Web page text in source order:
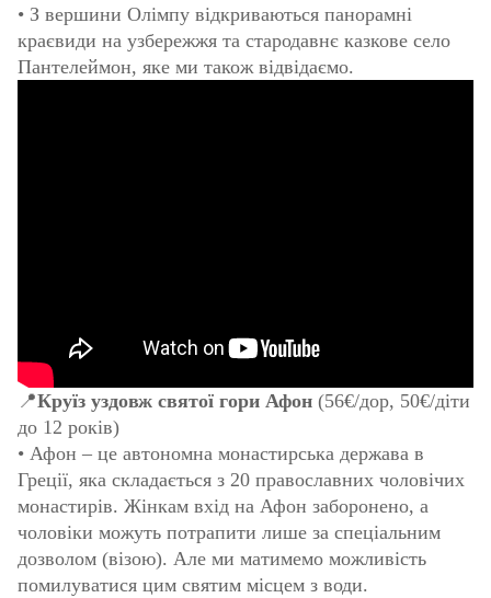
• З вершини Олімпу відкриваються панорамні
краєвиди на узбережжя та стародавнє казкове село
Пантелеймон, яке ми також відвідаємо.
📍Круїз уздовж святої гори Афон (56€/дор, 50€/діти
до 12 років)
• Афон – це автономна монастирська держава в
Греції, яка складається з 20 православних чоловічих
монастирів. Жінкам вхід на Афон заборонено, а
чоловіки можуть потрапити лише за спеціальним
дозволом (візою). Але ми матимемо можливість
помилуватися цим святим місцем з води.